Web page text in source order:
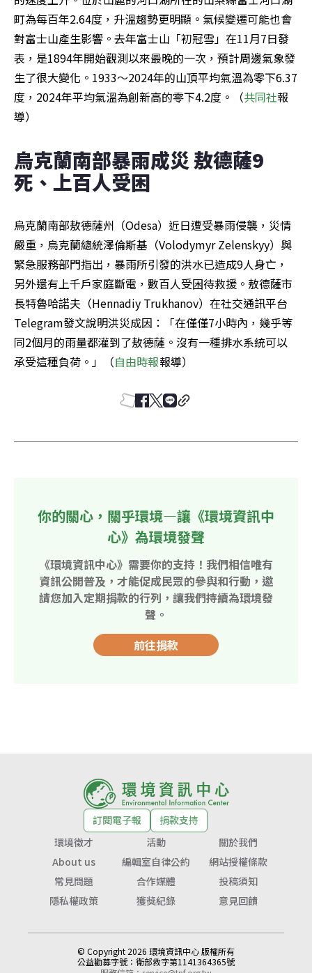
町為每百年2.64度，升溫趨勢更明顯。氣候變遷可能也會
對富士山產生影響。去年富士山「初冠雪」在11月7日發
表，是1894年開始觀測以來最晚的一次，預計周邊氣象發
生了很大變化。1933～2024年的山頂平均氣溫為零下6.37
度，2024年平均氣溫為創新高的零下4.2度。（共同社報
導）
烏克蘭南部暴雨成災 敖德薩9
死、上百人受困
烏克蘭南部敖德薩州（Odesa）近日遭受暴雨侵襲，災情
嚴重，烏克蘭總統澤倫斯基（Volodymyr Zelenskyy）與
緊急服務部門指出，暴雨所引發的洪水已造成9人身亡，
另外還有上千戶家庭斷電，數百人受困待救援。敖德薩市
長特魯哈諾夫（Hennadiy Trukhanov）在社交通訊平台
Telegram發文說明洪災成因：「在僅僅7小時內，幾乎等
同2個月的雨量都灌到了敖德薩。沒有一種排水系統可以
承受這種負荷。」（自由時報報導）
你的關心，關乎環境—讓《環境資訊中
心》為環境發聲
《環境資訊中心》需要你的支持！我們相信唯有
資訊公開普及，才能促成民眾的參與和行動，邀
請您加入定期捐款的行列，讓我們持續為環境發
聲。
前往捐款
訂閱電子報
捐款支持
環境徵才
活動
關於我們
About us
編輯室自律公約
網站授權條款
常見問題
合作媒體
投稿須知
隱私權政策
獲獎紀錄 意見回饋
© Copyright 2026 環境資訊中心 版權所有
公益勸募字號： 衛部救字第1141364365號